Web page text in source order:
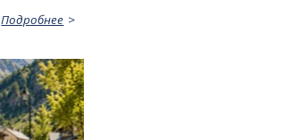
Подробнее